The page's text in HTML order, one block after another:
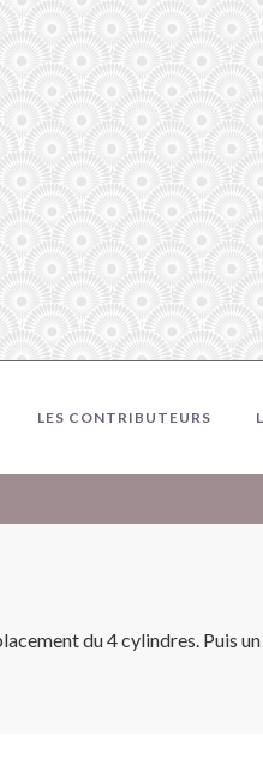
LES CONTRIBUTEURS
du 4 cylindres. Puis